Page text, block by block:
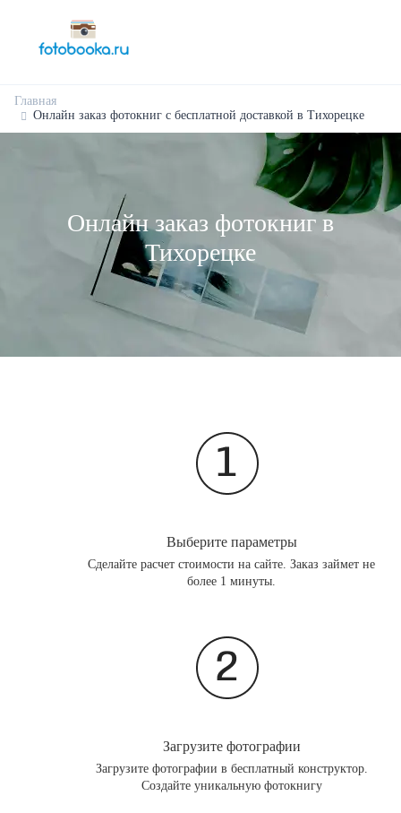
Главная
Онлайн заказ фотокниг с бесплатной доставкой в Тихорецке
Онлайн заказ фотокниг в
Тихорецке
Выберите параметры
Сделайте расчет стоимости на сайте. Заказ займет не
более 1 минуты.
Загрузите фотографии
Загрузите фотографии в бесплатный конструктор.
Создайте уникальную фотокнигу